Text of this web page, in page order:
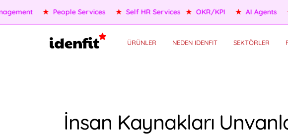
OKR/KPI ★ AI Agents ★ Performance Management ★ People Services
ÜRÜNLER NEDEN IDENFIT SEKTÖRLER
İnsan Kaynakları